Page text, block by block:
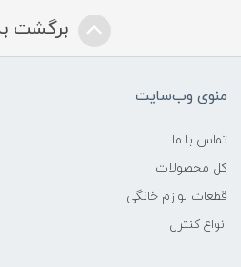
برگشت
منوی وب‌سایت
تماس با ما
کل محصولات
قطعات لوازم خانگی
انواع کنترل